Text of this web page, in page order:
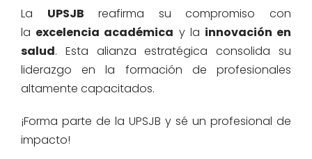
La UPSJB reafirma su compromiso con
la excelencia académica y la innovación en
salud. Esta alianza estratégica consolida su
liderazgo en la formación de profesionales
altamente capacitados.
¡Forma parte de la UPSJB y sé un profesional de
impacto!